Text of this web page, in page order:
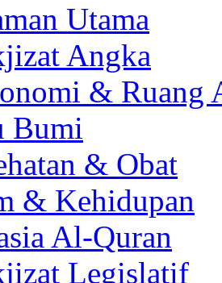
Utama
Angka
& Ruang
Bumi
& Obat
& Kehidupan
Al-Quran
Legislatif